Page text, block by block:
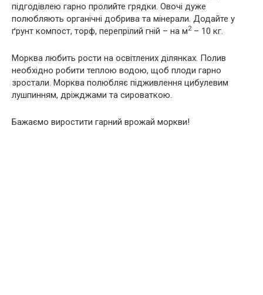
підгодівлею гарно пролийте грядки. Овочі дуже
полюбляють органічні добрива та мінерали. Додайте у
ґрунт компост, торф, перепрілий гній – на м2– 10 кг.
Морква любить рости на освітлених ділянках. Полив
необхідно робити теплою водою, щоб плоди гарно
зростали. Морква полюбляє підживлення цибулевим
лушпинням, дріжджами та сироваткою.
Бажаємо виростити гарний врожай моркви!